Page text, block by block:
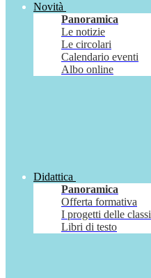
Novità
Panoramica
Le notizie
Le circolari
Calendario eventi
Albo online
Didattica
Panoramica
Offerta formativa
I progetti delle classi
Libri di testo